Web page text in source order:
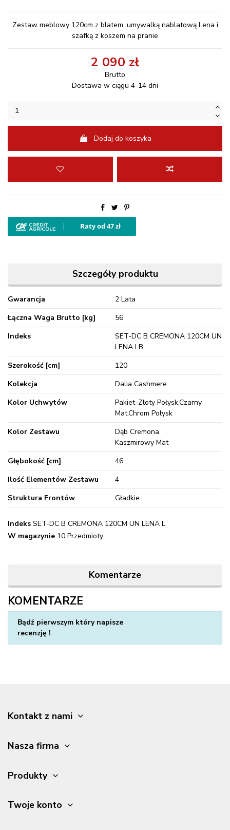
Zestaw meblowy 120cm z blatem, umywalką nablatową Lena i
szafką z koszem na pranie
2 090 zł
Brutto
Dostawa w ciągu 4-14 dni
Dodaj do koszyka
Szczegóły produktu
Gwarancja
2 Lata
Łączna Waga Brutto [kg]
56
Indeks
SET-DC B CREMONA 120CM UN
LENA LB
Szerokość [cm]
120
Kolekcja
Dalia Cashmere
Kolor Uchwytów
Pakiet-Złoty Połysk,Czarny
Mat,Chrom Połysk
Kolor Zestawu
Dąb Cremona
Kaszmirowy Mat
Głębokość [cm]
46
Ilość Elementów Zestawu
4
Struktura Frontów
Gładkie
Indeks SET-DC B CREMONA 120CM UN LENA L
W magazynie 10 Przedmioty
Komentarze
KOMENTARZE
Bądź pierwszym który napisze
recenzję !
Kontakt z nami
Nasza firma
Produkty
Twoje konto